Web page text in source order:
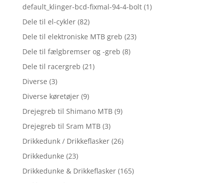
default_klinger-bcd-fixmal-94-4-bolt (1)
Dele til el-cykler (82)
Dele til elektroniske MTB greb (23)
Dele til fælgbremser og -greb (8)
Dele til racergreb (21)
Diverse (3)
Diverse køretøjer (9)
Drejegreb til Shimano MTB (9)
Drejegreb til Sram MTB (3)
Drikkedunk / Drikkeflasker (26)
Drikkedunke (23)
Drikkedunke & Drikkeflasker (165)